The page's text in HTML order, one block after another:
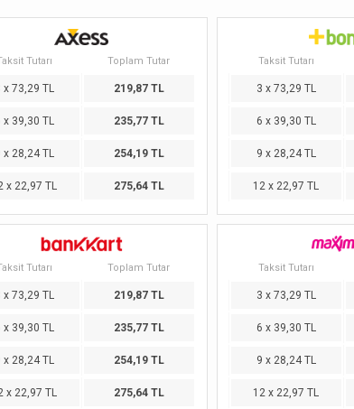
Tutarı Toplam Tutar
x 73,29 TL 219,87 TL
x 39,30 TL 235,77 TL
x 28,24 TL 254,19 TL
x 22,97 TL 275,64 TL
Taksit Tutarı
3 x 73,29 TL
6 x 39,30 TL
9 x 28,24 TL
12 x 22,97 TL
Tutarı Toplam Tutar
x 73,29 TL 219,87 TL
x 39,30 TL 235,77 TL
x 28,24 TL 254,19 TL
x 22,97 TL 275,64 TL
Taksit Tutarı
3 x 73,29 TL
6 x 39,30 TL
9 x 28,24 TL
12 x 22,97 TL